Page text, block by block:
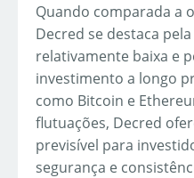
Quando comparada a
Decred se destaca
relativamente baixa e
investimento a longo
como Bitcoin e
flutuações, Decred
previsível para
segurança e